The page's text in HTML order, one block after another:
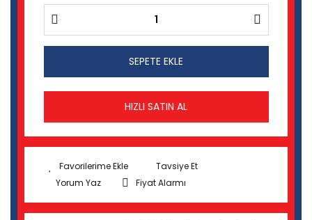
SEPETE EKLE
HIZLI SATIN AL
Tavsiye Et
Yorum Yaz
Fiyat Alarmı